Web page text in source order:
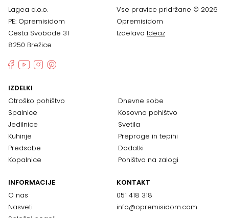
Lagea d.o.o.
PE: Opremisidom
Cesta Svobode 31
8250 Brežice
Vse pravice pridržane © 2026
Opremisidom
Izdelava Ideaz
IZDELKI
Otroško pohištvo
Spalnice
Jedilnice
Kuhinje
Predsobe
Kopalnice
Dnevne sobe
Kosovno pohištvo
Svetila
Preproge in tepihi
Dodatki
Pohištvo na zalogi
INFORMACIJE
O nas
Nasveti
KONTAKT
051 418 318
info@opremisidom.com